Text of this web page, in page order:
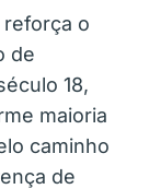
reforça o
de
18,
maioria
caminho
de